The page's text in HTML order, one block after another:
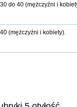
do 40 (mężczyźni i
(mężczyźni i kobiety).